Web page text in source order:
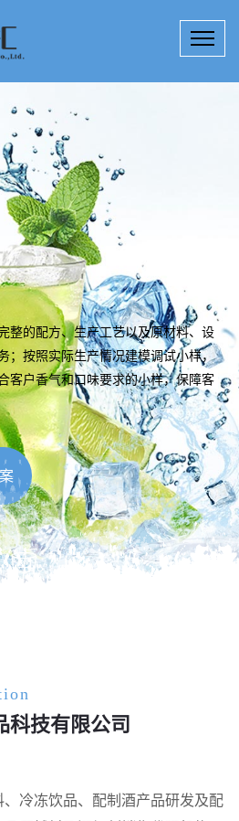
务
注于饮料产品研发、提升、创新；饮
师若干名，为客户定制高效、实用的
解决方案。
科技有限公司
冷冻饮品、配制酒产品研发及配